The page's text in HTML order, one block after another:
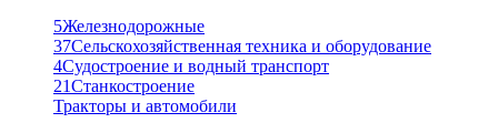
5Железнодорожные
37Сельскохозяйственная техника и оборудование
4Судостроение и водный транспорт
21Станкостроение
Тракторы и автомобили